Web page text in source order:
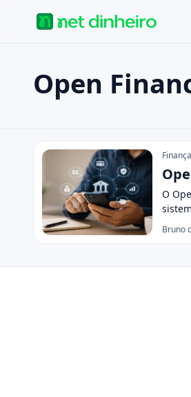
Buscar no site
Pressione Enter para buscar ou
Open
Open Finance
O
Bruno